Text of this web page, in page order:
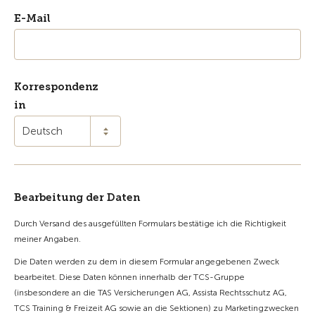
E-Mail
Korrespondenz
in
Deutsch
Bearbeitung der Daten
Durch Versand des ausgefüllten Formulars bestätige ich die Richtigkeit
meiner Angaben.
Die Daten werden zu dem in diesem Formular angegebenen Zweck
bearbeitet. Diese Daten können innerhalb der TCS-Gruppe
(insbesondere an die TAS Versicherungen AG, Assista Rechtsschutz AG,
TCS Training & Freizeit AG sowie an die Sektionen) zu Marketingzwecken